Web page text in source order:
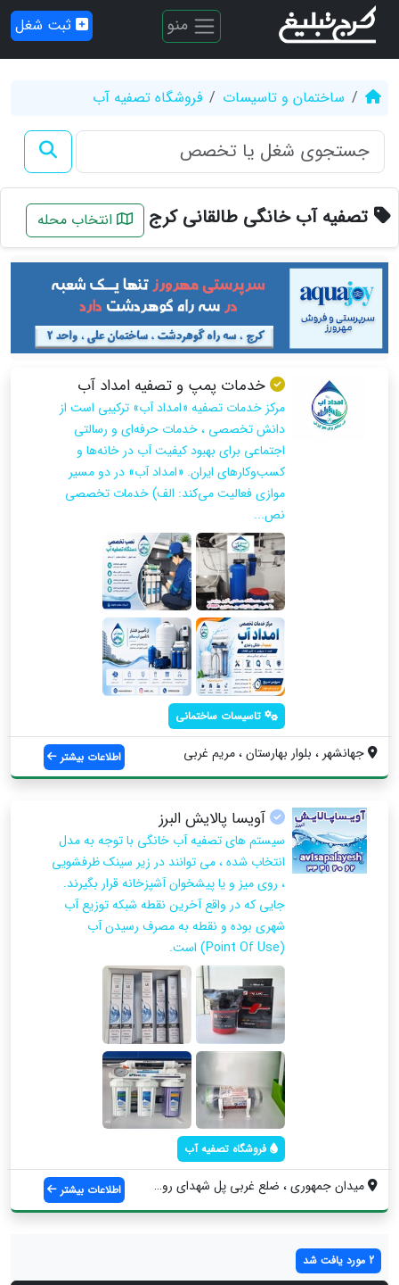
منو ثبت شغل
ساختمان و تاسیسات فروشگاه تصفیه آب
تصفیه آب خانگی طالقانی کرج انتخاب محله
خدمات پمپ و تصفیه امداد آب
مرکز خدمات تصفیه «امداد آب» ترکیبی است از
دانش تخصصی ، خدمات حرفه‌ای و رسالتی
اجتماعی برای بهبود کیفیت آب در خانه‌ها و
کسب‌وکارهای ایران. «امداد آب» در دو مسیر
موازی فعالیت می‌کند: الف) خدمات تخصصی
نص...
تاسیسات ساختمانی
جهانشهر ، بلوار بهارستان ، مریم غربی اطلاعات بیشتر
آویسا پالایش البرز
سیستم های تصفیه آب خانگی با توجه به مدل
انتخاب شده ، می توانند در زیر سینک ظرفشویی
، روی میز و یا پیشخوان آشپزخانه قرار بگیرند.
جایی که در واقع آخرین نقطه شبکه توزیع آب
شهری بوده و نقطه به مصرف رسیدن آب
(Point Of Use) است.
فروشگاه تصفیه آب
میدان جمهوری ، ضلع غربی پل شهدای روحانی ... اطلاعات بیشتر
2 مورد یافت شد